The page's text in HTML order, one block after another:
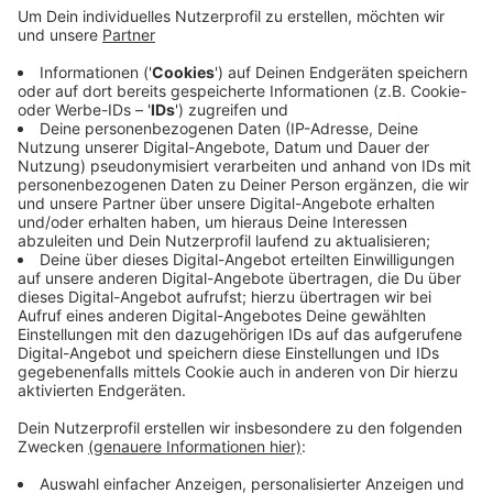
Wohnung in Appelhülsen stritt. Die Polizei suchte nach
den beiden. Sie fanden die Leiche der Frau am
Ortsrand von Appelhülsen. Die Ermittler gehen davon
aus, dass sie gewaltsam zu Tode kam. Mit Hilfe eines
Polizeihubschraubers entdeckten die Beamten später
die Leiche des Mannes an der Bahnstrecke von
Münster nach Senden. Eine Mordkommission versucht,
die Hintergründe zu klären.
Anzeige
Anzeige